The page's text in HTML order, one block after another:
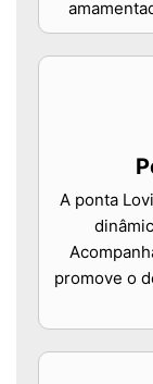
A ponta
promove o